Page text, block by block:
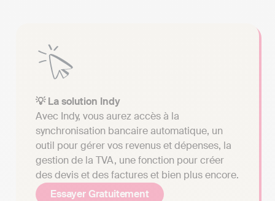
💡 La solution Indy
Avec Indy, vous aurez accès à la
synchronisation bancaire automatique, un
outil pour gérer vos revenus et dépenses, la
gestion de la TVA, une fonction pour créer
des devis et des factures et bien plus encore.
Essayer Gratuitement